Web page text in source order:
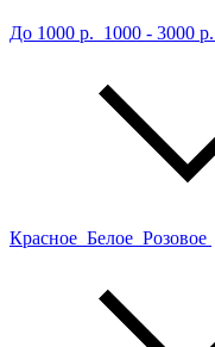
До 1000 р. 1000 - 3000 р.
Красное Белое Розовое